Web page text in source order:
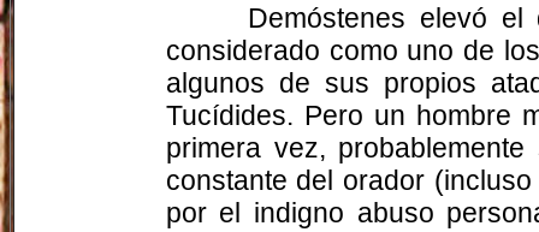
Demóstenes elevó
considerado como uno de
algunos de sus propios
Tucídides. Pero un hombre
primera vez,
constante del orador
por el indigno abuso